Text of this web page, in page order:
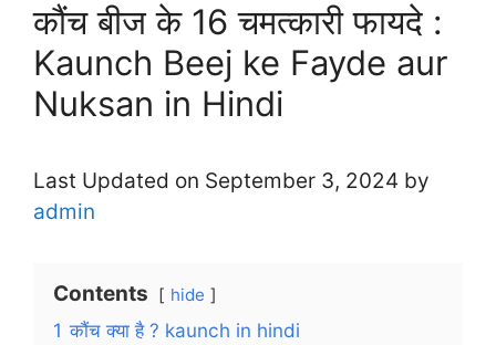
कौंच बीज के 16 चमत्कारी फायदे :
Kaunch Beej ke Fayde aur
Nuksan in Hindi
Last Updated on September 3, 2024 by
admin
Contents hide
1 कौंच क्या है ? kaunch in hindi